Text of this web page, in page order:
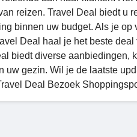
reizen. Travel Deal biedt u
binnen uw budget. Als je
Deal haal je het beste
biedt diverse
uw gezin. Wil je de laatste
Deal Bezoek